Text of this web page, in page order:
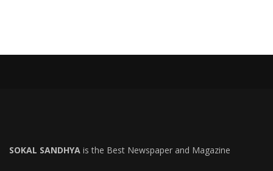
SOKAL SANDHYA is the Best Newspaper and Magazine